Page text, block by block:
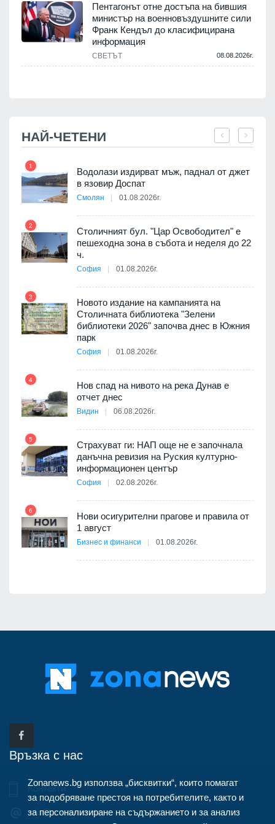
Пентагонът отне достъпа на бившия
министър на военновъздушните сили
Франк Кендъл до класифицирана
информация
СВЕТЪТ 08.08.2026г.
НАЙ-ЧЕТЕНИ
1
Водолази издирват мъж, паднал от джет
в язовир Доспат
Смолян 01.08.2026г.
2
Столичният бул. "Цар Освободител" е
пешеходна зона в събота и неделя до 22
ч.
София 01.08.2026г.
3
Новото издание на кампанията на
Столичната библиотека "Зелени
библиотеки 2026" започва днес в Южния
парк
София 01.08.2026г.
4
Нов спад на нивото на река Дунав е
отчет днес
Видин 06.08.2026г.
5
Страхуват ги: НАП още не е започнала
данъчна ревизия на Руския културно-
информационен център
София 02.08.2026г.
6
Нови осигурителни прагове и правила от
1 август
Бизнес и финанси 01.08.2026г.
Връзка с нас
Контакти
info@zonanews.bg
Zonanews.bg използва „бисквитки“, които помагат
за подобряване престоя на потребителите, както и
за персонализиране на съдържанието и за анализ